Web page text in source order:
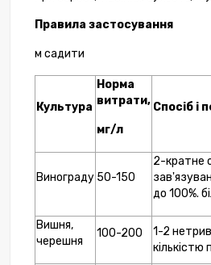
Правила застосування
м садити
Культура
Норма
витрати,
мг/л
Спосіб і
Винограду 50-150
2-кратне
до 100%.
Вишня,
черешня
100-200
1-2
кількістю